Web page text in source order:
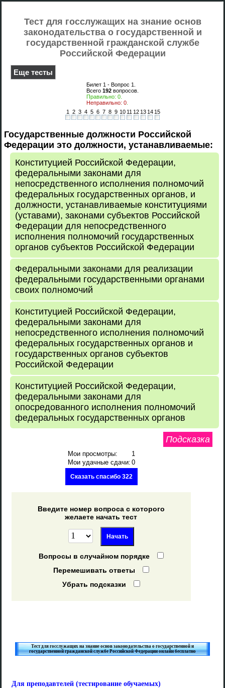
Тест для госслужащих на знание основ
законодательства о государственной и
государственной гражданской службе
Российской Федерации
Еще тесты
Билет 1 - Вопрос 1
Всего 192 вопросов.
Правильно: 0
Неправильно: 0
1
2 3 4 5 6 7 8 9 10 11 12 13 14 15
Государственные должности Российской
Федерации это должности, устанавливаемые:
Конституцией Российской Федерации,
федеральными законами для
непосредственного исполнения полномочий
федеральных государственных органов, и
должности, устанавливаемые конституциями
(уставами), законами субъектов Российской
Федерации для непосредственного
исполнения полномочий государственных
органов субъектов Российской Федерации
Федеральными законами для реализации
федеральными государственными органами
своих полномочий
Конституцией Российской Федерации,
федеральными законами для
непосредственного исполнения полномочий
федеральных государственных органов и
государственных органов субъектов
Российской Федерации
Конституцией Российской Федерации,
федеральными законами для
опосредованного исполнения полномочий
федеральных государственных органов
Подсказка
Мои просмотры:
1
Мои удачные сдачи: 0
Сказать спасибо 322
Введите номер вопроса с которого
желаете начать тест
Вопросы в случайном порядке
Перемешивать ответы
Убрать подсказки
Тест для госслужащих на знание основ законодательства о государственной и
государственной гражданской службе Российской Федерации онлайн бесплатно
Для преподавтелей (тестирование обучаемых)